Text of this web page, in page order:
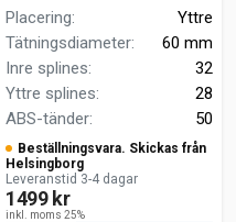
Placering:
Yttre
Tätningsdiameter:
60 mm
Inre splines:
32
Yttre splines:
28
ABS-tänder: 50
Beställningsvara. Skickas från
Helsingborg
Leveranstid 3-4 dagar
1499 kr
inkl. moms 25%